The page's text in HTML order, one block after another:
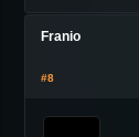
Franio
#8